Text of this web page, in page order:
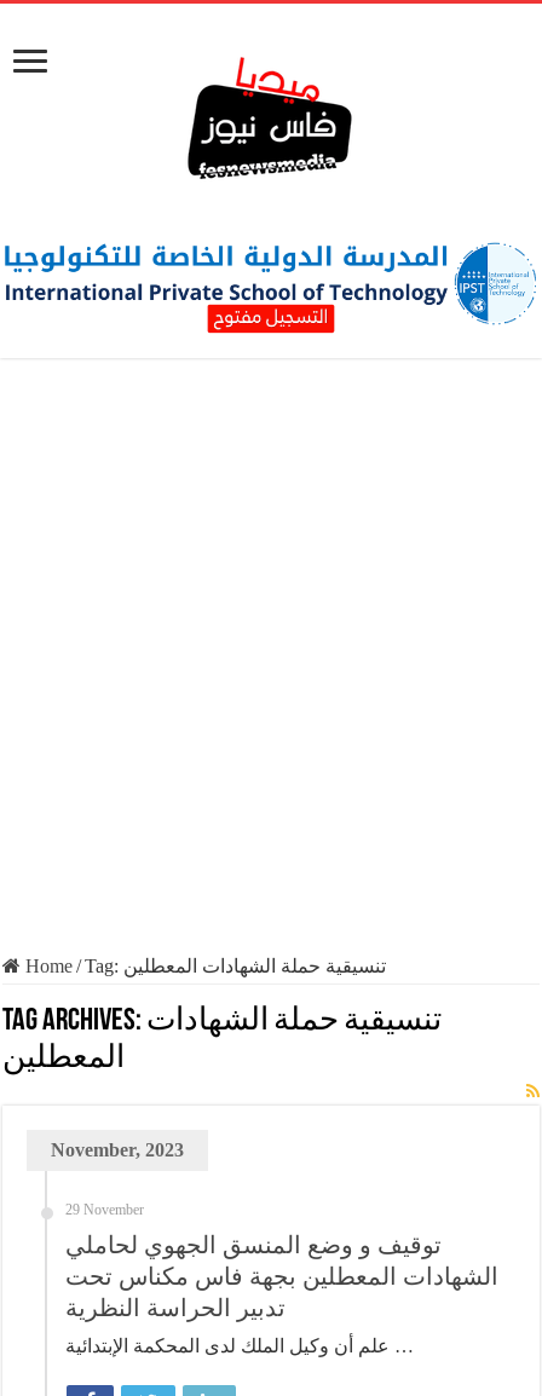
Home/Tag: تنسيقية حملة الشهادات المعطلين
Tag Archives: تنسيقية حملة الشهادات
المعطلين
November, 2023
29 November
توقيف و وضع المنسق الجهوي لحاملي
الشهادات المعطلين بجهة فاس مكناس تحت
تدبير الحراسة النظرية
علم أن وكيل الملك لدى المحكمة الإبتدائية …